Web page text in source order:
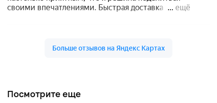
Посмотрите еще